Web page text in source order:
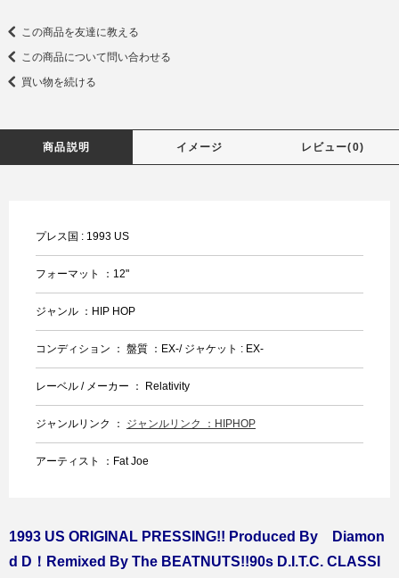
この商品を友達に教える
この商品について問い合わせる
買い物を続ける
商品説明 イメージ レビュー(0)
プレス国 : 1993 US
フォーマット ：12"
ジャンル ：HIP HOP
コンディション ： 盤質 ：EX-/ ジャケット : EX-
レーベル / メーカー ： Relativity
ジャンルリンク ： ジャンルリンク ：HIPHOP
アーティスト ：Fat Joe
1993 US ORIGINAL PRESSING!! Produced By Diamon
d D！Remixed By The BEATNUTS!!90s D.I.T.C. CLASSI